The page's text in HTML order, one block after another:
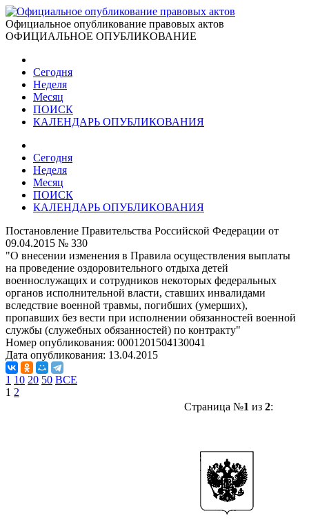
Официальное опубликование правовых актов
ОФИЦИАЛЬНОЕ ОПУБЛИКОВАНИЕ
Сегодня
Неделя
Месяц
ПОИСК
КАЛЕНДАРЬ ОПУБЛИКОВАНИЯ
Сегодня
Неделя
Месяц
ПОИСК
КАЛЕНДАРЬ ОПУБЛИКОВАНИЯ
Постановление Правительства Российской Федерации от
09.04.2015 № 330
"О внесении изменения в Правила осуществления выплаты
на проведение оздоровительного отдыха детей
военнослужащих и сотрудников некоторых федеральных
органов исполнительной власти, ставших инвалидами
вследствие военной травмы, погибших (умерших),
пропавших без вести при исполнении обязанностей военной
службы (служебных обязанностей) по контракту"
Номер опубликования: 0001201504130041
Дата опубликования: 13.04.2015
1 10 20 50 ВСЕ
1 2
Страница №1 из 2: